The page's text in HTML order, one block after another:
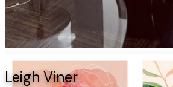
Leigh Viner